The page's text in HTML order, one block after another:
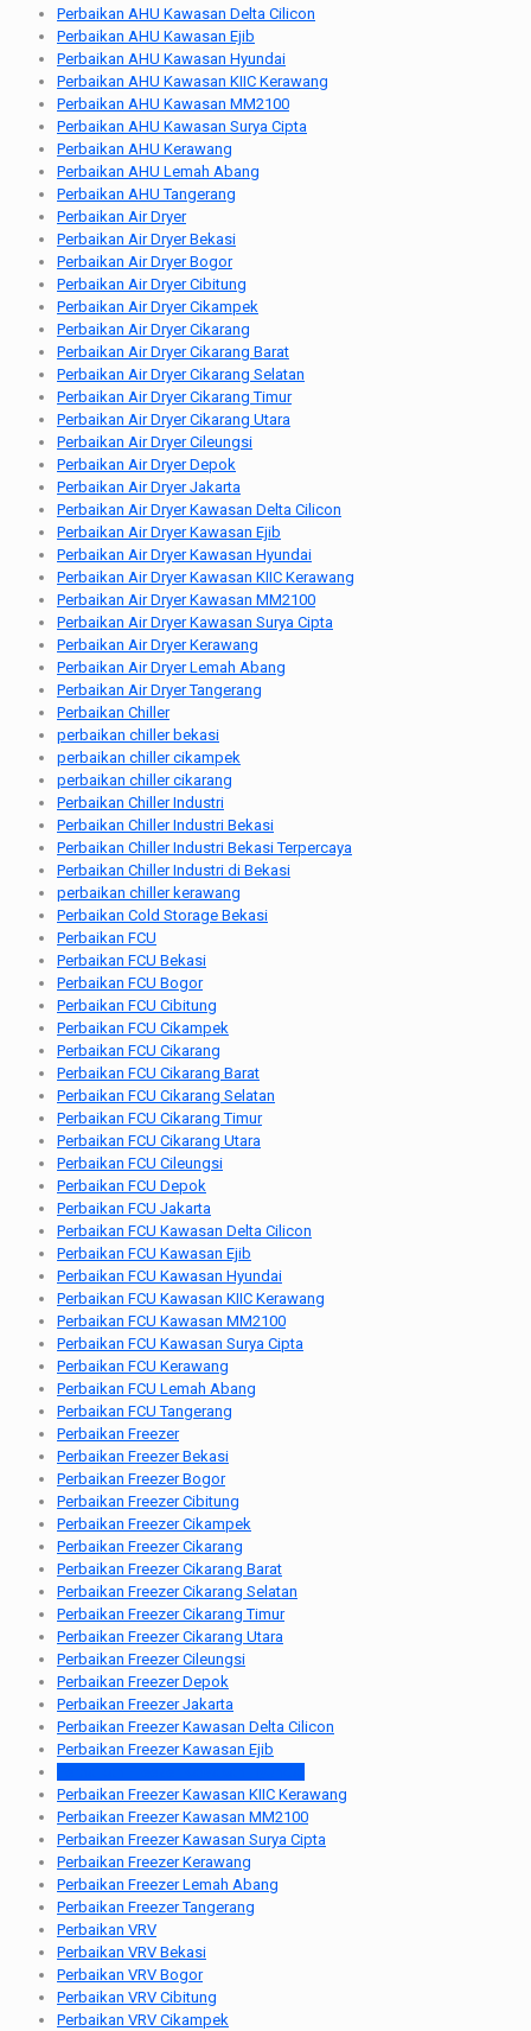
Perbaikan AHU Kawasan Delta Cilicon
Perbaikan AHU Kawasan Ejib
Perbaikan AHU Kawasan Hyundai
Perbaikan AHU Kawasan KIIC Kerawang
Perbaikan AHU Kawasan MM2100
Perbaikan AHU Kawasan Surya Cipta
Perbaikan AHU Kerawang
Perbaikan AHU Lemah Abang
Perbaikan AHU Tangerang
Perbaikan Air Dryer
Perbaikan Air Dryer Bekasi
Perbaikan Air Dryer Bogor
Perbaikan Air Dryer Cibitung
Perbaikan Air Dryer Cikampek
Perbaikan Air Dryer Cikarang
Perbaikan Air Dryer Cikarang Barat
Perbaikan Air Dryer Cikarang Selatan
Perbaikan Air Dryer Cikarang Timur
Perbaikan Air Dryer Cikarang Utara
Perbaikan Air Dryer Cileungsi
Perbaikan Air Dryer Depok
Perbaikan Air Dryer Jakarta
Perbaikan Air Dryer Kawasan Delta Cilicon
Perbaikan Air Dryer Kawasan Ejib
Perbaikan Air Dryer Kawasan Hyundai
Perbaikan Air Dryer Kawasan KIIC Kerawang
Perbaikan Air Dryer Kawasan MM2100
Perbaikan Air Dryer Kawasan Surya Cipta
Perbaikan Air Dryer Kerawang
Perbaikan Air Dryer Lemah Abang
Perbaikan Air Dryer Tangerang
Perbaikan Chiller
perbaikan chiller bekasi
perbaikan chiller cikampek
perbaikan chiller cikarang
Perbaikan Chiller Industri
Perbaikan Chiller Industri Bekasi
Perbaikan Chiller Industri Bekasi Terpercaya
Perbaikan Chiller Industri di Bekasi
perbaikan chiller kerawang
Perbaikan Cold Storage Bekasi
Perbaikan FCU
Perbaikan FCU Bekasi
Perbaikan FCU Bogor
Perbaikan FCU Cibitung
Perbaikan FCU Cikampek
Perbaikan FCU Cikarang
Perbaikan FCU Cikarang Barat
Perbaikan FCU Cikarang Selatan
Perbaikan FCU Cikarang Timur
Perbaikan FCU Cikarang Utara
Perbaikan FCU Cileungsi
Perbaikan FCU Depok
Perbaikan FCU Jakarta
Perbaikan FCU Kawasan Delta Cilicon
Perbaikan FCU Kawasan Ejib
Perbaikan FCU Kawasan Hyundai
Perbaikan FCU Kawasan KIIC Kerawang
Perbaikan FCU Kawasan MM2100
Perbaikan FCU Kawasan Surya Cipta
Perbaikan FCU Kerawang
Perbaikan FCU Lemah Abang
Perbaikan FCU Tangerang
Perbaikan Freezer
Perbaikan Freezer Bekasi
Perbaikan Freezer Bogor
Perbaikan Freezer Cibitung
Perbaikan Freezer Cikampek
Perbaikan Freezer Cikarang
Perbaikan Freezer Cikarang Barat
Perbaikan Freezer Cikarang Selatan
Perbaikan Freezer Cikarang Timur
Perbaikan Freezer Cikarang Utara
Perbaikan Freezer Cileungsi
Perbaikan Freezer Depok
Perbaikan Freezer Jakarta
Perbaikan Freezer Kawasan Delta Cilicon
Perbaikan Freezer Kawasan Ejib
Perbaikan Freezer Kawasan KIIC Kerawang
Perbaikan Freezer Kawasan MM2100
Perbaikan Freezer Kawasan Surya Cipta
Perbaikan Freezer Kerawang
Perbaikan Freezer Lemah Abang
Perbaikan Freezer Tangerang
Perbaikan VRV
Perbaikan VRV Bekasi
Perbaikan VRV Bogor
Perbaikan VRV Cibitung
Perbaikan VRV Cikampek